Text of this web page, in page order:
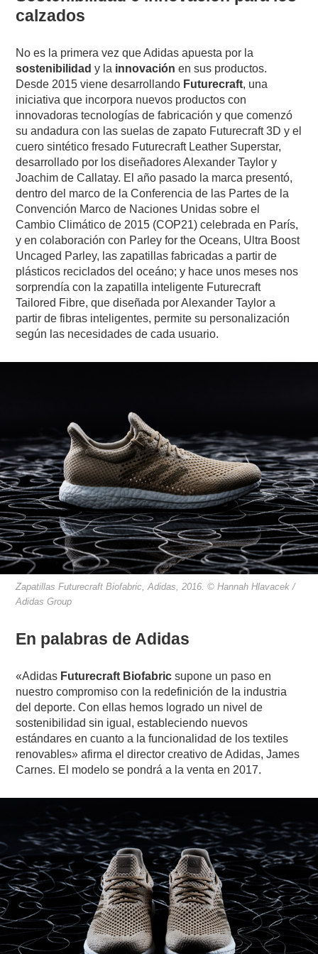
calzados
No es la primera vez que Adidas apuesta por la
sostenibilidad y la innovación en sus productos.
Desde 2015 viene desarrollando Futurecraft, una
iniciativa que incorpora nuevos productos con
innovadoras tecnologías de fabricación y que comenzó
su andadura con las suelas de zapato Futurecraft 3D y el
cuero sintético fresado Futurecraft Leather Superstar,
desarrollado por los diseñadores Alexander Taylor y
Joachim de Callatay. El año pasado la marca presentó,
dentro del marco de la Conferencia de las Partes de la
Convención Marco de Naciones Unidas sobre el
Cambio Climático de 2015 (COP21) celebrada en París,
y en colaboración con Parley for the Oceans, Ultra Boost
Uncaged Parley, las zapatillas fabricadas a partir de
plásticos reciclados del oceáno; y hace unos meses nos
sorprendía con la zapatilla inteligente Futurecraft
Tailored Fibre, que diseñada por Alexander Taylor a
partir de fibras inteligentes, permite su personalización
según las necesidades de cada usuario.
Zapatillas Futurecraft Biofabric, Adidas, 2016. © Hannah Hlavacek /
Adidas Group
En palabras de Adidas
«Adidas Futurecraft Biofabric supone un paso en
nuestro compromiso con la redefinición de la industria
del deporte. Con ellas hemos logrado un nivel de
sostenibilidad sin igual, estableciendo nuevos
estándares en cuanto a la funcionalidad de los textiles
renovables» afirma el director creativo de Adidas, James
Carnes. El modelo se pondrá a la venta en 2017.